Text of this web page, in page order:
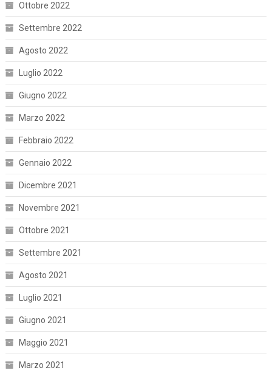
Ottobre 2022
Settembre 2022
Agosto 2022
Luglio 2022
Giugno 2022
Marzo 2022
Febbraio 2022
Gennaio 2022
Dicembre 2021
Novembre 2021
Ottobre 2021
Settembre 2021
Agosto 2021
Luglio 2021
Giugno 2021
Maggio 2021
Marzo 2021